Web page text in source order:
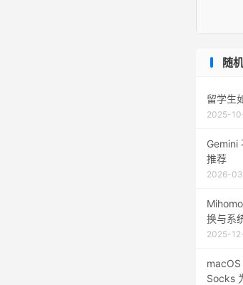
随
留学生
2025-
Gemini
推荐
2026-
换与系
2025-
Socks